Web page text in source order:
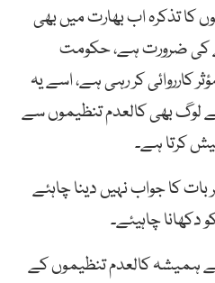
کا تذکرہ اب بھارت میں بھی
کی ضرورت ہے، حکومت
کارروائی کر رہی ہے، اسے یہ
لوگ بھی کالعدم تنظیموں سے
کرتا ہے۔
کا جواب نہیں دینا چاہئے
دکھانا چاہیئے۔
نے ہمیشہ کالعدم تنظیموں کے